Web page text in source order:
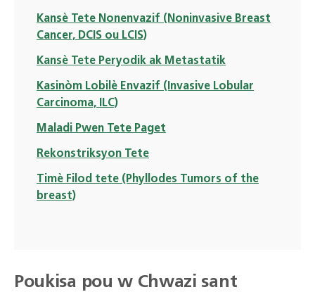
Kansè Tete Nonenvazif (Noninvasive Breast
Cancer, DCIS ou LCIS)
Kansè Tete Peryodik ak Metastatik
Kasinòm Lobilè Envazif (Invasive Lobular
Carcinoma, ILC)
Maladi Pwen Tete Paget
Rekonstriksyon Tete
Timè Filod tete (Phyllodes Tumors of the
breast)
Poukisa pou w Chwazi sant